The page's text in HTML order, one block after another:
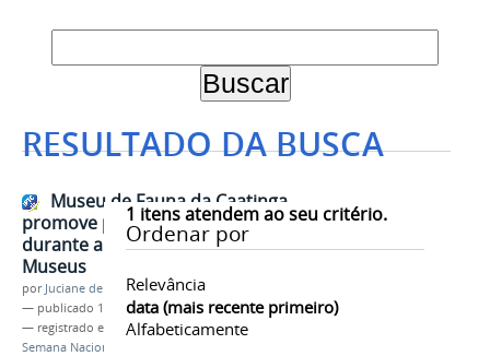
RESULTADO DA BUSCA
1 itens atendem ao seu critério.
Ordenar por
Relevância
data (mais recente primeiro)
Alfabeticamente
Museu de Fauna da Caatinga
promove programação especial
durante a 24ª Semana Nacional de
Museus
por Juciane de Jesus Aleixo
— publicado 19/05/2026
— registrado em:
Museu da Fauna,Cemafauna
Semana Nacional de Museus